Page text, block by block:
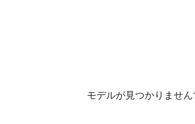
モデルが見つかりません